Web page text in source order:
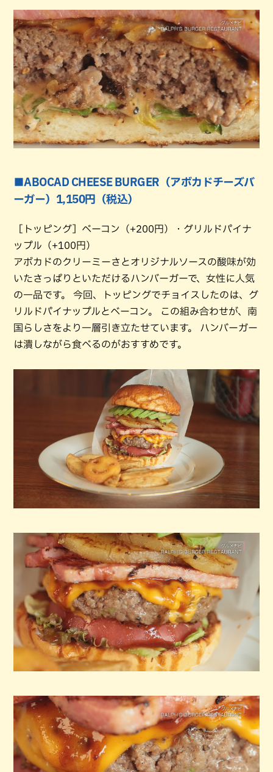
■ABOCAD CHEESE BURGER（アボカドチーズバ
ーガー）1,150円（税込）
［トッピング］ベーコン（+200円）・グリルドパイナ
ップル（+100円）
アボカドのクリーミーさとオリジナルソースの酸味が効
いたさっぱりといただけるハンバーガーで、女性に人気
の一品です。 今回、トッピングでチョイスしたのは、グ
リルドパイナップルとベーコン。 この組み合わせが、南
国らしさをより一層引き立たせています。 ハンバーガー
は潰しながら食べるのがおすすめです。